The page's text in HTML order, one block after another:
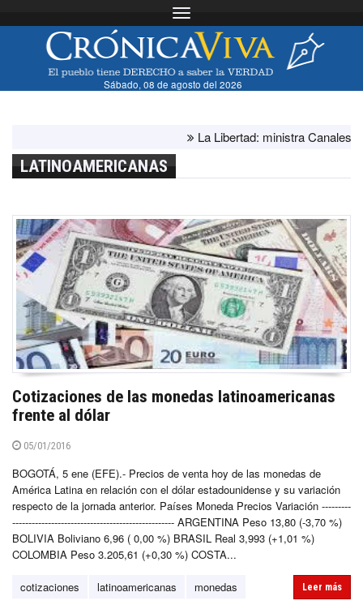
Toggle navigation
Sábado, 08 de agosto del 2026
La Libertad: ministra Canales
LATINOAMERICANAS
Cotizaciones de las monedas latinoamericanas
frente al dólar
05/01/2016
BOGOTÁ, 5 ene (EFE).- Precios de venta hoy de las monedas de
América Latina en relación con el dólar estadounidense y su variación
respecto de la jornada anterior. Países Moneda Precios Variación ---------
-------------------------------------------------- ARGENTINA Peso 13,80 (-3,70 %)
BOLIVIA Boliviano 6,96 ( 0,00 %) BRASIL Real 3,993 (+1,01 %)
COLOMBIA Peso 3.205,61 (+0,30 %) COSTA...
cotizaciones latinoamericanas monedas Leer más